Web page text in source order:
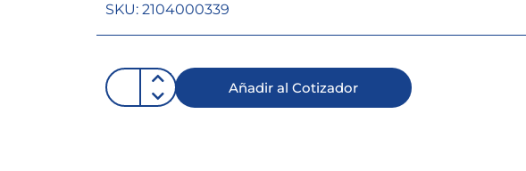
SKU: 2104000339
Añadir al Cotizador